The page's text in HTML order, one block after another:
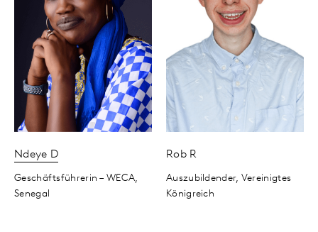
Ndeye D
Geschäftsführerin – WECA,
Senegal
RobR
Auszubildender, Vereinigtes
Königreich